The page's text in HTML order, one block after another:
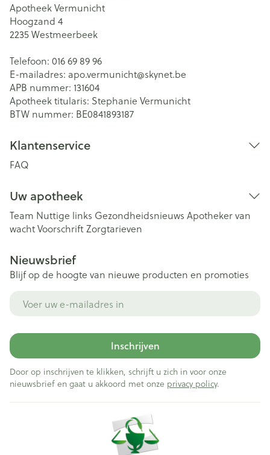
Apotheek Vermunicht
Hoogzand 4
2235Westmeerbeek
Telefoon: 016 69 89 96
E-mailadres: apo.vermunicht@skynet.be
APB nummer: 131604
Apotheek titularis: Stephanie Vermunicht
BTW nummer: BE0841893187
Klantenservice
FAQ
Uw apotheek
Team Nuttige links Gezondheidsnieuws Apotheker van
wachtVoorschriftZorgtarieven
Nieuwsbrief
Blijf op de hoogte van nieuwe producten en promoties
Inschrijven
Door op inschrijven te klikken, schrijft u zich in voor onze
nieuwsbrief en gaat u akkoord met onze privacy policy.